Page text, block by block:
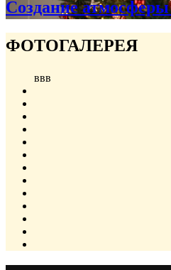
Создание
ФОТОГАЛЕРЕЯ
ввв